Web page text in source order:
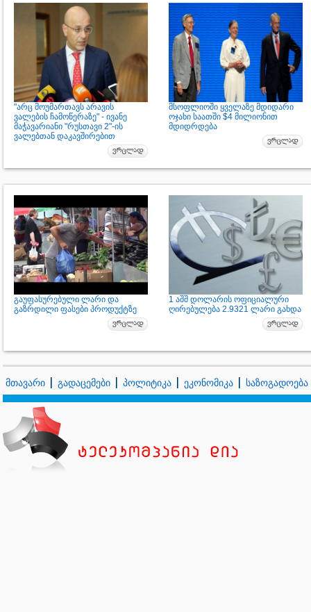
"არც მოუმართავს არავის
ვალების ჩამოწერაზე" - ივანე
მაჭავარიანი "რუსთავი 2"-ის
ვალებთან დაკავშირებით
მსოფლიოში ყველაზე მდიდარი
ოჯახი საათში $4 მილიონით
მდიდრდება
გაუფასურებული ლარი და
გაზრდილი ფასები პროდუქტზე
1 აშშ დოლარის ოფიციალური
ღირებულება 2.9321 ლარი გახდა
მთავარი გადაცემები პოლიტიკა ეკონომიკა საზოგადოება